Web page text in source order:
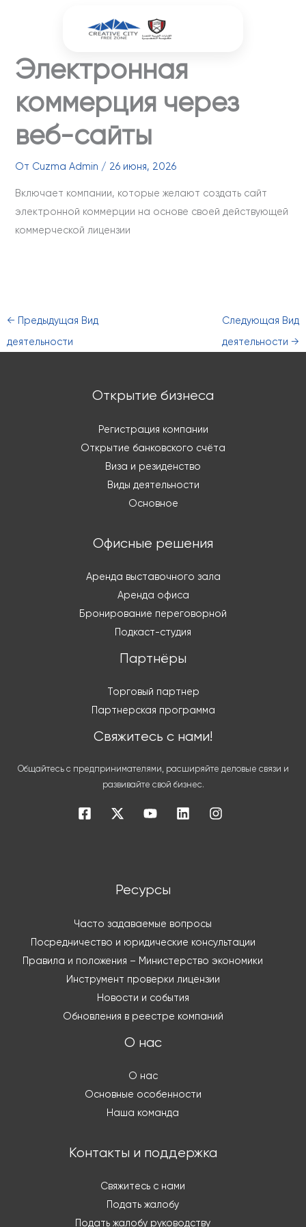
Электронная
коммерция через
веб-сайты
От Cuzma Admin / 26 июня, 2026
Включает компании, которые желают создать сайт
электронной коммерции на основе своей действующей
коммерческой лицензии
← Предыдущая Вид
деятельности
Следующая Вид
деятельности→
Открытие бизнеса
Регистрация компании
Открытие банковского счёта
Виза и резиденство
Виды деятельности
Основное
Офисные решения
Аренда выставочного зала
Аренда офиса
Бронирование переговорной
Подкаст-студия
Партнёры
Торговый партнер
Партнерская программа
Свяжитесь с нами!
Общайтесь с предпринимателями, расширяйте деловые связи и
развивайте свой бизнес.
Ресурсы
Часто задаваемые вопросы
Посредничество и юридические консультации
Правила и положения – Министерство экономики
Инструмент проверки лицензии
Новости и события
Обновления в реестре компаний
О нас
О нас
Основные особенности
Наша команда
Контакты и поддержка
Свяжитесь с нами
Подать жалобу
Подать жалобу руководству